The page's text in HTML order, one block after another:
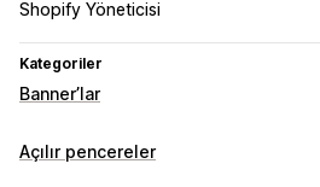
Shopify Yöneticisi
Kategoriler
Banner’lar
Banner türü
Açılır pencereler